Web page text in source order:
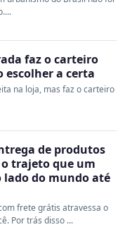
faz o carteiro
escolher a certa
na loja, mas faz o carteiro
de produtos
trajeto que um
lado do mundo até
frete grátis atravessa o
Por trás disso ...